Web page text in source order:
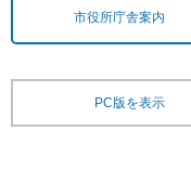
市役所庁舎案内
PC版を表示